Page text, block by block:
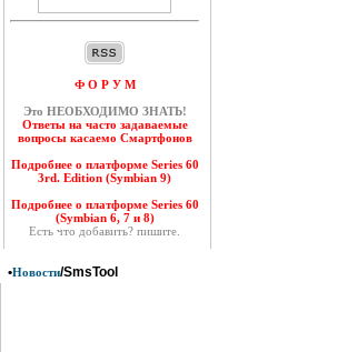
Ф О Р У М
Это НЕОБХОДИМО ЗНАТЬ!
Ответы на часто задаваемые
вопросы касаемо Смартфонов
Подробнее о платформе Series 60
3rd. Edition (Symbian 9)
Подробнее о платформе Series 60
(Symbian 6, 7 и 8)
Есть что добавить? пишите.
•Новости/SmsTool